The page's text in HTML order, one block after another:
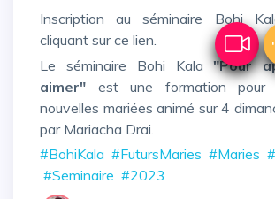
Inscription au séminaire Bohi Kala 2024 en
cliquant surce lien
Le séminaire Bohi Kala"Pour
aimer" est une formation pour
nouvelles mariées animé sur 4
par Mariacha Drai.
#BohiKala #FutursMaries #Maries
#Seminaire #2023